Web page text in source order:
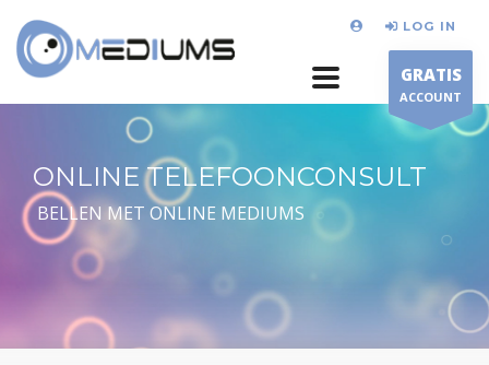
LOG IN
GRATIS
ACCOUNT
ONLINE TELEFOONCONSULT
BELLEN MET ONLINE MEDIUMS